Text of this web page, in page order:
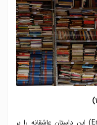
ارنست همینگوی (Ernest Hemingway) این داستان عاشقانه را بر